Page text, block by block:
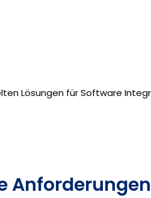
Lösungen für Software
Anforderungen